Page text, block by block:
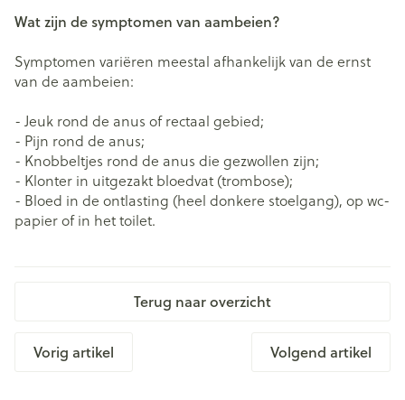
Wat zijn de symptomen van aambeien?
Symptomen variëren meestal afhankelijk van de ernst
van de aambeien:
- Jeuk rond de anus of rectaal gebied;
- Pijn rond de anus;
- Knobbeltjes rond de anus die gezwollen zijn;
- Klonter in uitgezakt bloedvat (trombose);
- Bloed in de ontlasting (heel donkere stoelgang), op wc-
papier of in het toilet.
Terug naar overzicht
Vorig artikel Volgend artikel